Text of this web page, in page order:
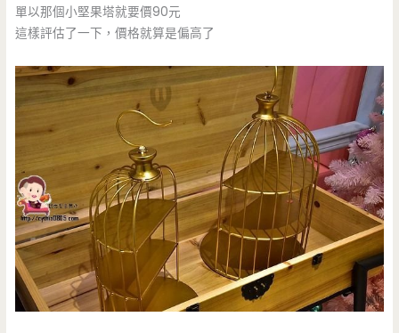
單以那個小堅果塔就要價90元
這樣評估了一下，價格就算是偏高了